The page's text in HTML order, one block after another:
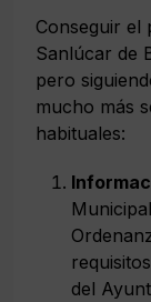
Conseguir el
Sanlúcar de
pero
mucho más
habituales:
del